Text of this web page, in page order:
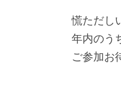
慌ただし
年内のう
ご参加お